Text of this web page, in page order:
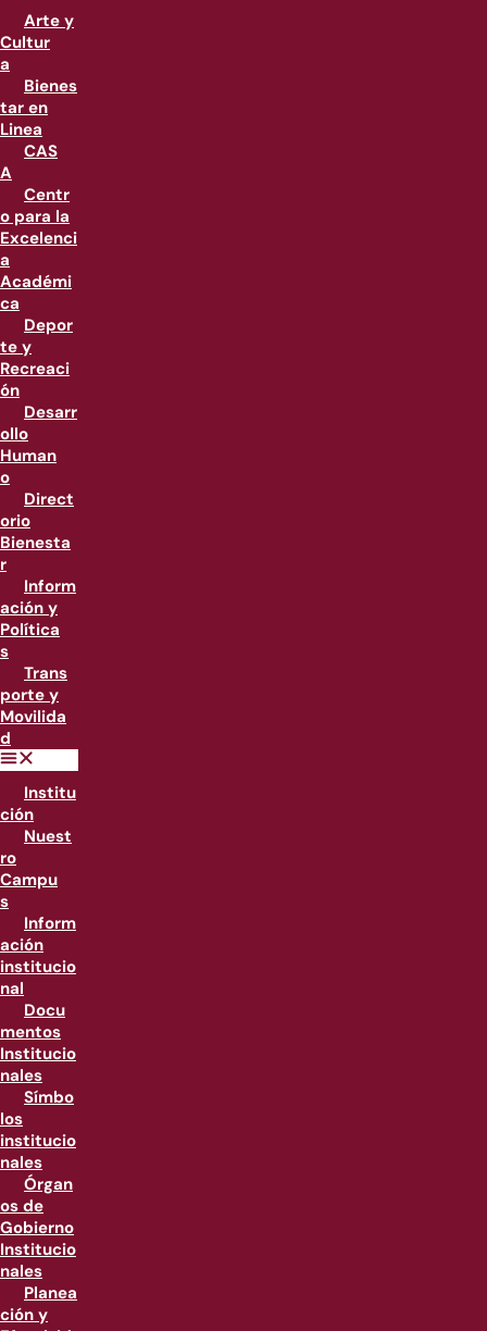
Arte y
Cultur
a
Bienes
tar en
Linea
CAS
A
Centr
o para la
Excelenci
a
Académi
ca
Depor
te y
Recreaci
ón
Desarr
ollo
Human
o
Direct
orio
Bienesta
r
Inform
ación y
Política
s
Trans
porte y
Movilida
d
Institu
ción
Nuest
ro
Campu
s
Inform
ación
institucio
nal
Docu
mentos
Institucio
nales
Símbo
los
institucio
nales
Órgan
os de
Gobierno
Institucio
nales
Planea
ción y